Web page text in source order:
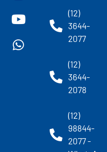
(12)
3644-
2077
(12)
3644-
2078
(12)
98844-
2077 -